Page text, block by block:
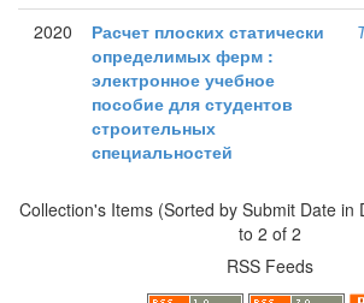
2020
Расчет плоских статически
определимых ферм :
электронное учебное
пособие для студентов
строительных
специальностей
Collection's Items (Sorted by Submit Date in
to 2 of 2
RSS Feeds